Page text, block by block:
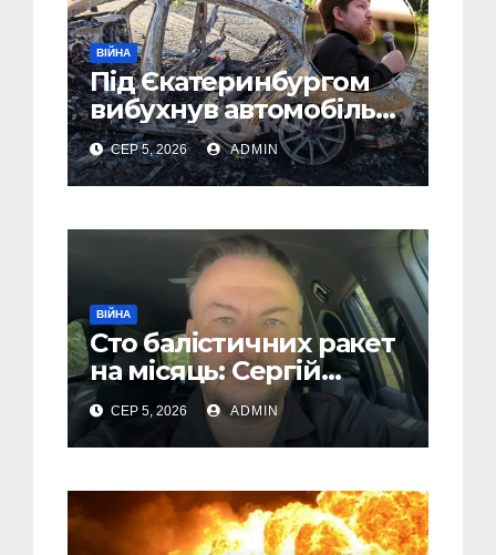
ВІЙНА
Під Єкатеринбургом
вибухнув автомобіль
голови компанії-
виробника дронів
“Упир” – перші
СЕР 5, 2026 ADMIN
ВІЙНА
Сто балістичних ракет
на місяць: Сергій
“Флеш” закликав
українців готуватися
до гіршого
СЕР 5, 2026 ADMIN